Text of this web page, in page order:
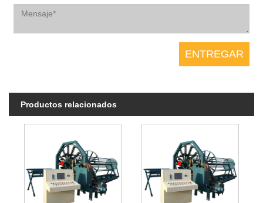
Productos relacionados